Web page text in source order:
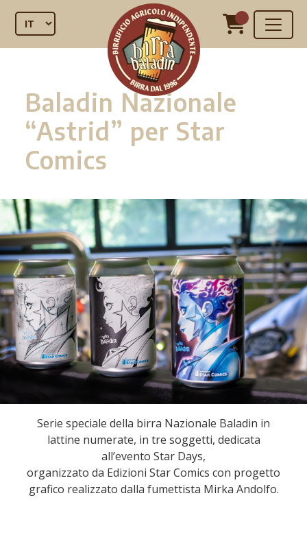
Baladin Nazionale
“Astrid” per Star
Comics
Serie speciale della birra Nazionale Baladin in
lattine numerate, in tre soggetti, dedicata
all’evento Star Days,
organizzato da Edizioni Star Comics con progetto
grafico realizzato dalla fumettista Mirka Andolfo.